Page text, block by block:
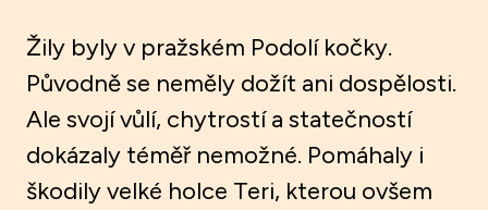
Žily byly v pražském Podolí kočky.
Původně se neměly dožít ani dospělosti.
Ale svojí vůlí, chytrostí a statečností
dokázaly téměř nemožné. Pomáhaly i
škodily velké holce Teri, kterou ovšem